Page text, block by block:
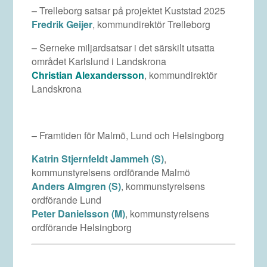
– Trelleborg satsar på projektet Kuststad 2025
Fredrik Geijer, kommundirektör Trelleborg
– Serneke miljardsatsar i det särskilt utsatta
området Karlslund i Landskrona
Christian Alexandersson, kommundirektör
Landskrona
– Framtiden för Malmö, Lund och Helsingborg
Katrin Stjernfeldt Jammeh (S),
kommunstyrelsens ordförande Malmö
Anders Almgren (S), kommunstyrelsens
ordförande Lund
Peter Danielsson (M), kommunstyrelsens
ordförande Helsingborg